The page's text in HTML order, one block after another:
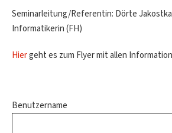
Seminarleitung/Referentin: Dörte
Informatikerin (FH)
Hiergeht es zum Flyer mit allen
Benutzername